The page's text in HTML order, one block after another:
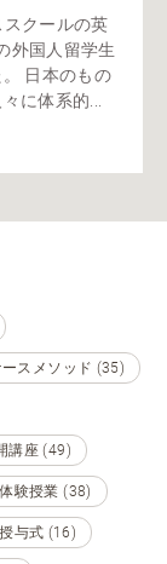
クールの英
外国人留学生
日本のもの
に体系的...
スメソッド (35)
講座 (49)
験授業 (38)
与式 (16)